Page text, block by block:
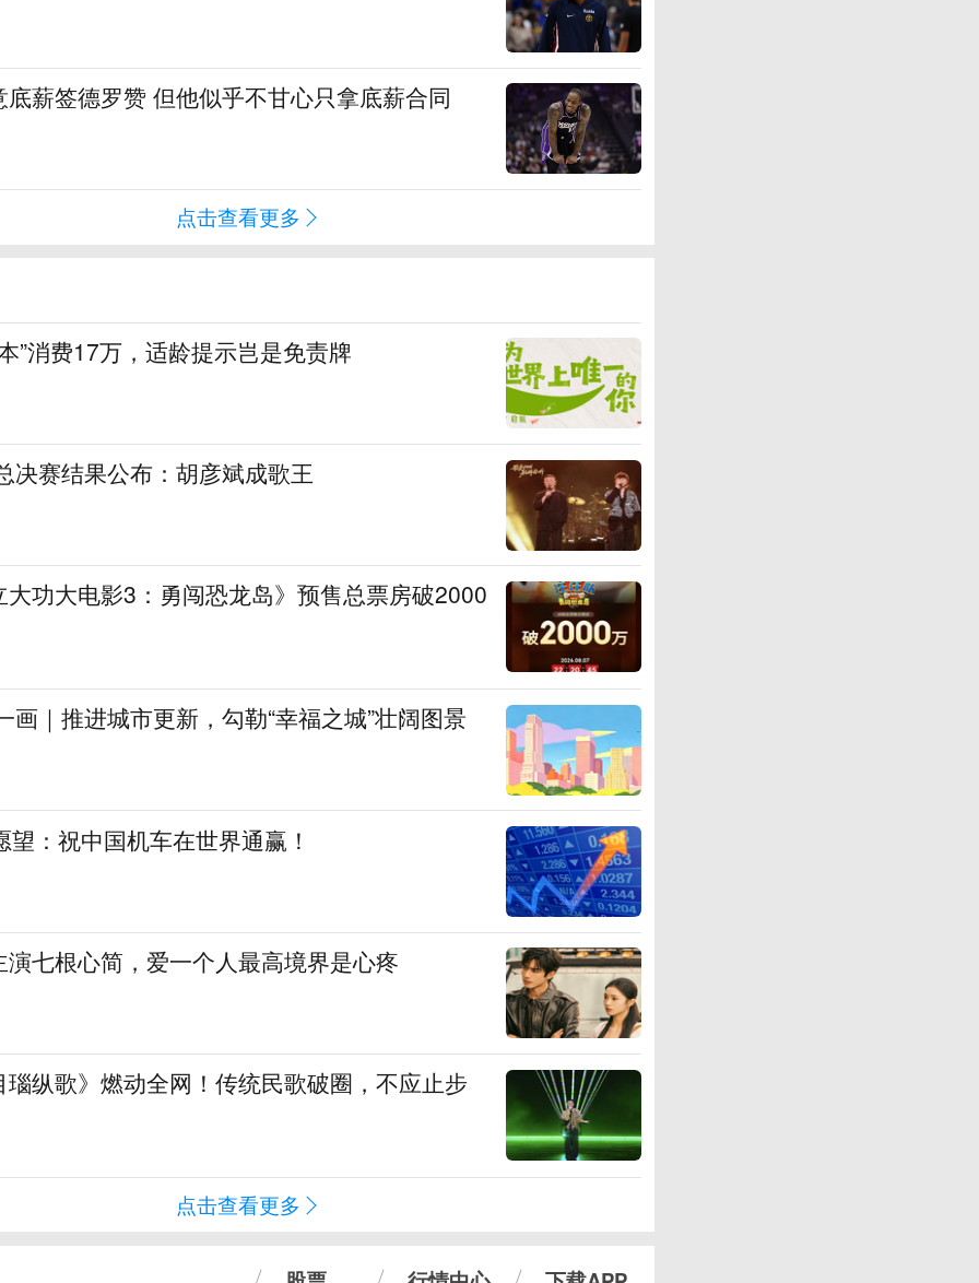
薪签德罗赞 但他似乎不甘心只拿底薪合同
点击查看更多
”消费17万，适龄提示岂是免责牌
决赛结果公布：胡彦斌成歌王
功大电影3：勇闯恐龙岛》预售总票房破2000
画｜推进城市更新，勾勒“幸福之城”壮阔图景
：祝中国机车在世界通赢！
七根心简，爱一个人最高境界是心疼
纵歌》燃动全网！传统民歌破圈，不应止步
点击查看更多